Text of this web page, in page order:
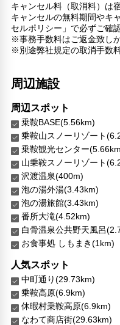
こだわりの設備
温泉
ショップ
荷物預かりサービス
ペット
ペット可
犬OK
ペットOK（有料）
対応言語
日本語
その他サービス
自動販売機
セーフティボックス（フ
禁煙
24時間セキュリティ
リネン・衣類の湯洗い
キャッシュレス支払いサ
キャンセル料（取消料）は
キャンセルの無料期間やキ
セルポリシー」で必ずご確
※事務手数料はご返金致しか
※別途弊社規定の取消手数
周辺施設
周辺スポット
乗鞍BASE(5.56km)
乗鞍山スノーリゾート
乗鞍観光センター
山乗鞍スノーリゾート
沢渡温泉(400m)
泡の湯外湯(3.43km)
泡の湯旅館(3.43km)
番所大滝(4.52km)
白骨温泉公共野天風呂
お食事処 しもまき(1km)
人気スポット
中町通り(29.73km)
乗鞍高原(6.9km)
休暇村乗鞍高原(6.9km)
なわて商店街(29.63km)